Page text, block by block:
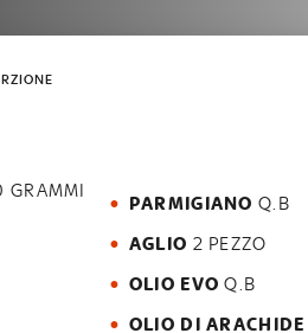
GRAMMI
PARMIGIANO Q.B
AGLIO 2 PEZZO
OLIO EVO Q.B
OLIO DI ARACHIDE